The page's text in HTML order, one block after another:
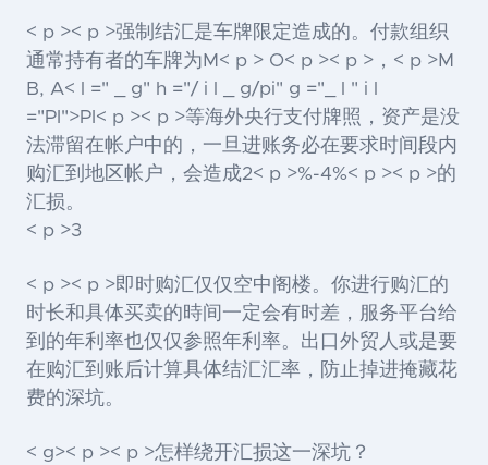
< p >< p >强制结汇是车牌限定造成的。付款组织
通常持有者的车牌为M< p > O< p >< p >，< p >M
B, A< l =" _ g" h ="/ i l _ g/pi" g ="_ l " i l
="PI">PI < p >< p >等海外央行支付牌照，资产是没
法滞留在帐户中的，一旦进账务必在要求时间段内
购汇到地区帐户，会造成2< p >%-4%< p >< p >的
汇损。
< p >3
< p >< p >即时购汇仅仅空中阁楼。你进行购汇的
时长和具体买卖的時间一定会有时差，服务平台给
到的年利率也仅仅参照年利率。出口外贸人或是要
在购汇到账后计算具体结汇汇率，防止掉进掩藏花
费的深坑。
< g>< p >< p >怎样绕开汇损这一深坑？